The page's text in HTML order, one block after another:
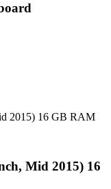
Mid 2015) 16